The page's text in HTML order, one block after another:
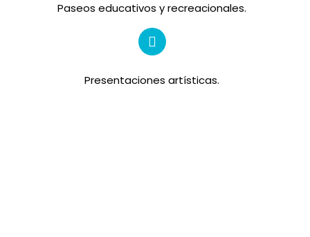
Paseos educativos y recreacionales.
Presentaciones artísticas.